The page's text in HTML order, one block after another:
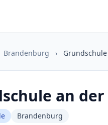
Brandenburg ›
an
Brandenburg